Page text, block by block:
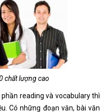
chất lượng cao
reading và vocabulary thì
Có những đoạn văn, bài văn